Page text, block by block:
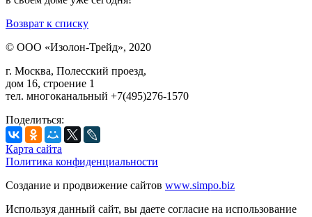
Возврат к списку
© ООО «Изолон-Трейд», 2020
г. Москва, Полесский проезд,
дом 16, строение 1
тел. многоканальный +7(495)276-1570
Поделиться:
Карта сайта
Политика конфиденциальности
Создание и продвижение сайтов www.simpo.biz
Используя данный сайт, вы даете согласие на использование